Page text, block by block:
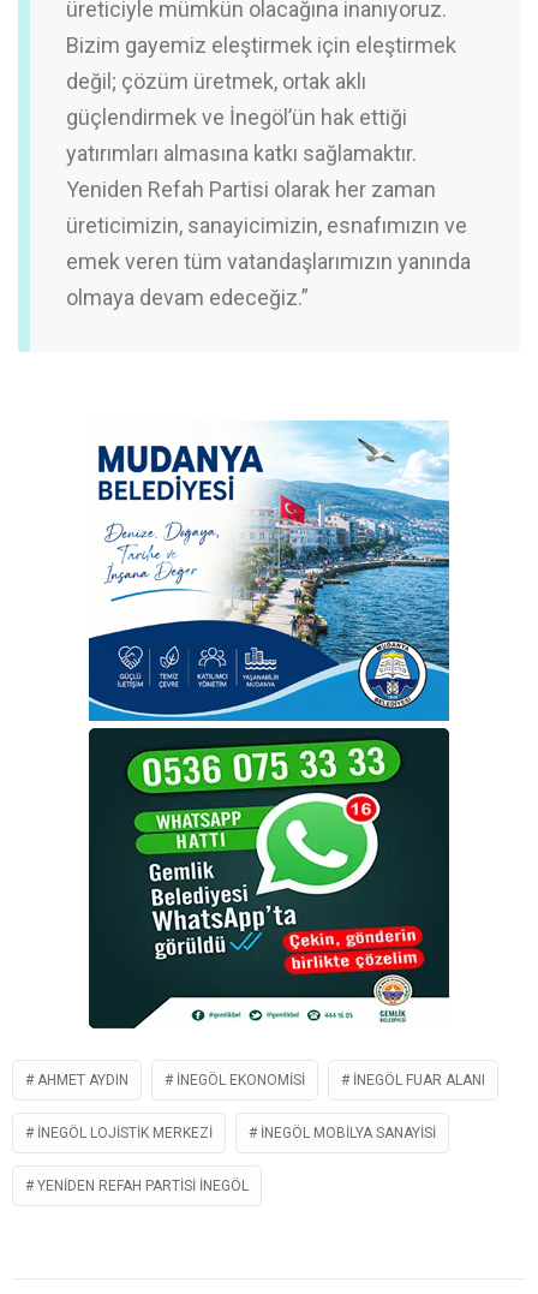
üreticiyle mümkün olacağına inanıyoruz.
Bizim gayemiz eleştirmek için eleştirmek
değil; çözüm üretmek, ortak aklı
güçlendirmek ve İnegöl’ün hak ettiği
yatırımları almasına katkı sağlamaktır.
Yeniden Refah Partisi olarak her zaman
üreticimizin, sanayicimizin, esnafımızın ve
emek veren tüm vatandaşlarımızın yanında
olmaya devam edeceğiz.”
AHMET AYDIN İNEGÖL EKONOMISI İNEGÖL FUAR ALANI
İNEGÖL LOJISTIK MERKEZI İNEGÖL MOBILYA SANAYISI
YENIDEN REFAH PARTISI INEGÖL